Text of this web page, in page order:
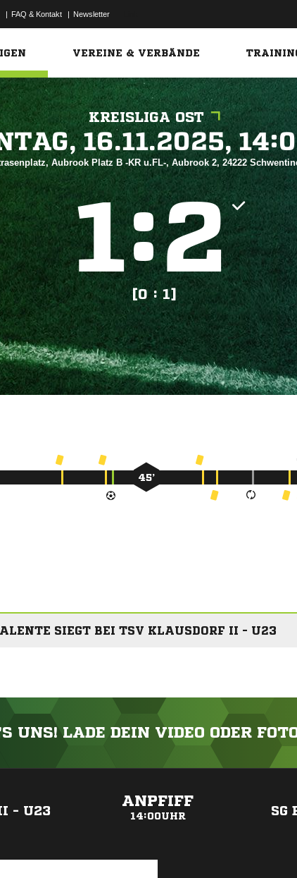
| FAQ & Kontakt | Newsletter
VEREINE & VERBÄNDE
KREISLIGA OST

Aubrook Platz B -KR u.FL-, Aubrook 2, 24222
:
[0 : 1]
45’
SIEGT BEI TSV KLAUSDORF II - U23
UNS! LADE DEIN VIDEO ODER
- U23
ANPFIFF
14:00UHR SG